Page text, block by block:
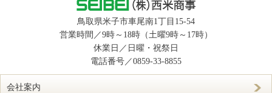
鳥取県米子市車尾南1丁目15-54
営業時間／9時～18時（土曜9時～17時）
休業日／日曜・祝祭日
電話番号／0859-33-8855
会社案内